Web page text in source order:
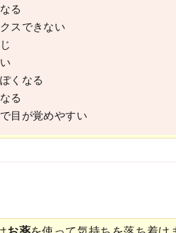
る
スできない
くなる
る
目が覚めやすい